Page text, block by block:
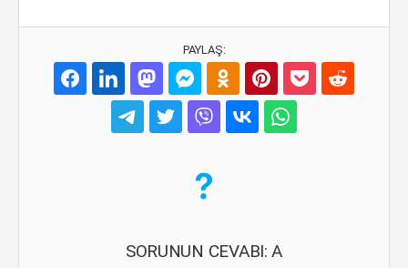
PAYLAŞ:
SORUNUN CEVABI: A